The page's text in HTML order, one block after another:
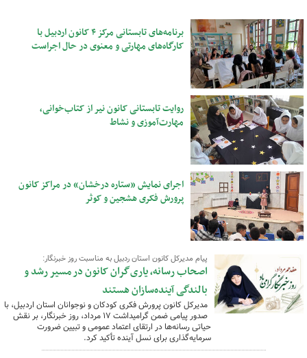
برنامه‌های تابستانی مرکز ۴ کانون اردبیل با
کارگاه‌های مهارتی و معنوی در حال اجراست
روایت تابستانی کانون نیر از کتاب‌خوانی،
مهارت‌آموزی و نشاط
اجرای نمایش «ستاره درخشان» در مراکز کانون
پرورش فکری هشجین و کوثر
پیام مدیرکل کانون استان ردبیل به مناسبت روز خبرنگار:
اصحاب رسانه، یاری‌گران کانون در مسیر رشد و
بالندگی آینده‌سازان هستند
مدیرکل کانون پرورش فکری کودکان و نوجوانان استان اردبیل، با
صدور پیامی ضمن گرامیداشت ۱۷ مرداد، روز خبرنگار، بر نقش
حیاتی رسانه‌ها در ارتقای اعتماد عمومی و تبیین ضرورت
سرمایه‌گذاری برای نسل آینده تأکید کرد.